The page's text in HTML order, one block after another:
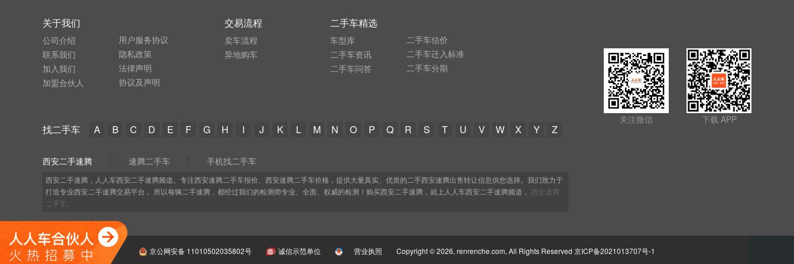
关于我们
公司介绍
联系我们
加入我们
加盟合伙人
用户服务协议
隐私政策
法律声明
协议及声明
交易流程
卖车流程
异地购车
二手车精选
车型库
二手车资讯
二手车问答
二手车估价
二手车迁入标准
二手车分期
找二手车 A B C D E F G H I J K L M N O P Q R S T U V W X Y Z
西安二手速腾 速腾二手车 手机找二手车
西安二手速腾，人人车西安二手速腾频道。专注西安速腾二手车报价、西安速腾二手车价格，提供大量真实、优质的二手西安速腾出售转让信息供您选择。我们致力于
打造专业西安二手速腾交易平台， 所以每辆二手速腾，都经过我们的检测师专业、全面、权威的检测！购买西安二手速腾，就上人人车西安二手速腾频道， 西安速腾
二手车。
关注微信 下载 APP
京公网安备 11010502035802号 诚信示范单位 营业执照 Copyright © 2026, renrenche.com, All Rights Reserved 京ICP备2021013707号-1